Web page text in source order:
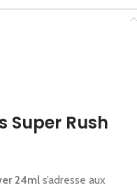
Super Rush
24ml s’adresse aux